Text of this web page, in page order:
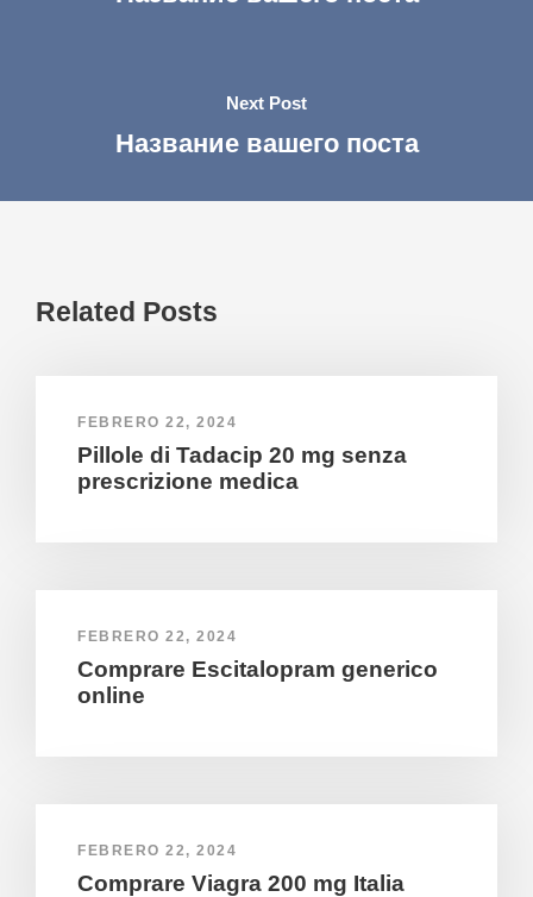
Next Post
Название вашего поста
Related Posts
FEBRERO 22, 2024
Pillole di Tadacip 20 mg senza
prescrizione medica
FEBRERO 22, 2024
Comprare Escitalopram generico
online
FEBRERO 22, 2024
Comprare Viagra 200 mg Italia